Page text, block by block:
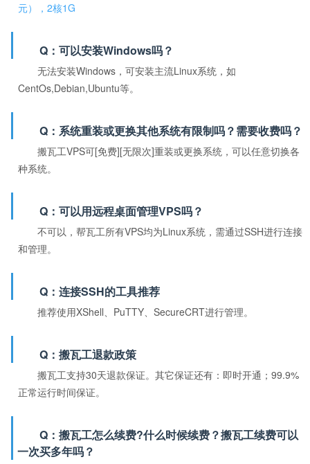
元），2核1G
Q：可以安装Windows吗？
无法安装Windows，可安装主流Linux系统，如
CentOs,Debian,Ubuntu等。
Q：系统重装或更换其他系统有限制吗？需要收费吗？
搬瓦工VPS可[免费][无限次]重装或更换系统，可以任意切换各
种系统。
Q：可以用远程桌面管理VPS吗？
不可以，帮瓦工所有VPS均为Linux系统，需通过SSH进行连接
和管理。
Q：连接SSH的工具推荐
推荐使用XShell、PuTTY、SecureCRT进行管理。
Q：搬瓦工退款政策
搬瓦工支持30天退款保证。其它保证还有：即时开通；99.9%
正常运行时间保证。
Q：搬瓦工怎么续费?什么时候续费？搬瓦工续费可以
一次买多年吗？